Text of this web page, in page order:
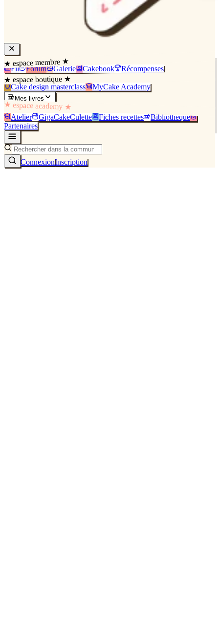
★ espace membre ★
Fil Forum Galerie Cakebook Récompenses
★ espace boutique ★
Cake design masterclass MyCake Academy
Mes livres
★ espace academy ★
Atelier GigaCakeCulette Fiches recettes
Bibliothèque
Partenaires
ConnexionInscription